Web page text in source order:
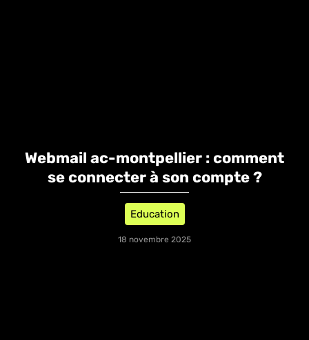
Webmail ac-montpellier : comment
se connecter à son compte ?
Education
18 novembre 2025